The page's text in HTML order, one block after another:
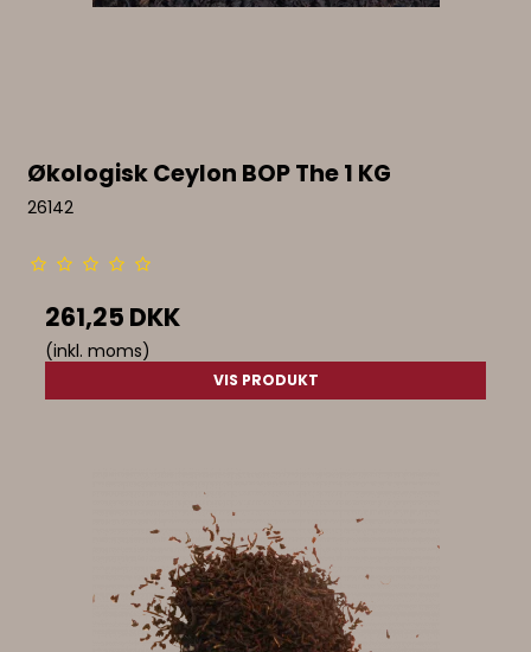
Økologisk Ceylon BOP The 1 KG
26142
261,25 DKK
(inkl. moms)
VIS PRODUKT